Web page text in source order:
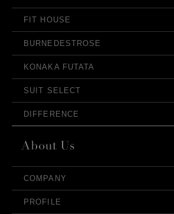
FIT HOUSE
BURNEDESTROSE
KONAKA FUTATA
SUIT SELECT
DIFFERENCE
COMPANY
PROFILE